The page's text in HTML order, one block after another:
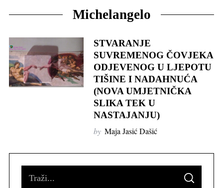
Michelangelo
STVARANJE
SUVREMENOG ČOVJEKA
ODJEVENOG U LJEPOTU
TIŠINE I NADAHNUĆA
(NOVA UMJETNIČKA
SLIKA TEK U
NASTAJANJU)
by Maja Jasić Dašić
S